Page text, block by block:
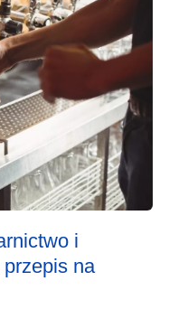
i
przepis na